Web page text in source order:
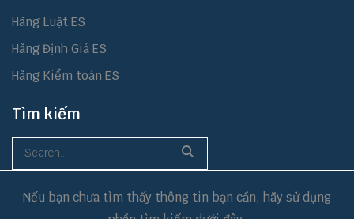
Hãng Luật ES
Hãng Định Giá ES
Hãng Kiểm toán ES
Tìm kiếm
Nếu bạn chưa tìm thấy thông tin bạn cần, hãy sử dụng